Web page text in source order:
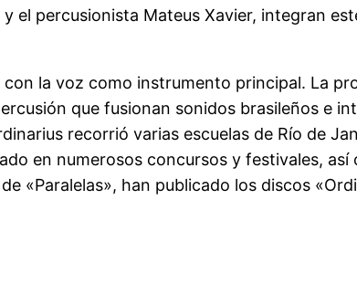
el percusionista Mateus Xavier, integran
la voz como instrumento principal. La
que fusionan sonidos brasileños e
recorrió varias escuelas de Río de
en numerosos concursos y festivales,
«Paralelas», han publicado los discos